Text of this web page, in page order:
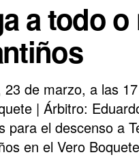
a todo o
de marzo, a las
| Árbitro:
para el descenso a
en el Vero Boquete